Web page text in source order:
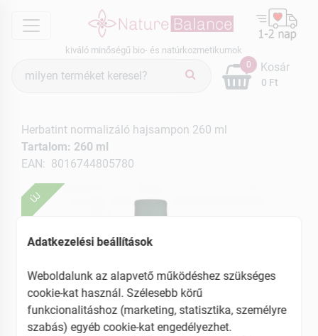
menu
kiváló minőségű bio- és natúrkozmetikumok
keresés
0
0 Ft
Kosár
ÚJ
Herbatint normalizáló hajsampon 260 ml
Tartalom: 260 ml
EAN: 8016744805780
Adatkezelési beállítások
Weboldalunk az alapvető működéshez szükséges
cookie-kat használ. Szélesebb körű
funkcionalitáshoz (marketing, statisztika, személyre
szabás) egyéb cookie-kat engedélyezhet.